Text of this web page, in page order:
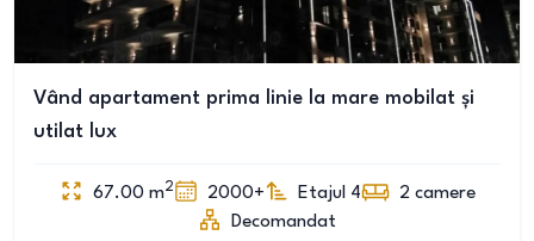
Vând apartament prima linie la mare mobilat și
utilat lux
67.00 m2 2000+ Etajul 4 2 camere
Decomandat